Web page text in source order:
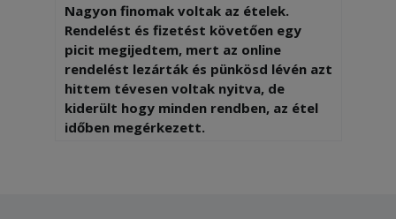
Nagyon finomak voltak az ételek.
Rendelést és fizetést követően egy
picit megijedtem, mert az online
rendelést lezárták és pünkösd lévén azt
hittem tévesen voltak nyitva, de
kiderült hogy minden rendben, az étel
időben megérkezett.